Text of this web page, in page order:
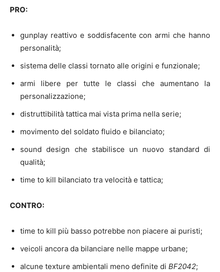
PRO:
gunplay reattivo e soddisfacente con armi che hanno
personalità;
sistema delle classi tornato alle origini e funzionale;
armi libere per tutte le classi che aumentano la
personalizzazione;
distruttibilità tattica mai vista prima nella serie;
movimento del soldato fluido e bilanciato;
sound design che stabilisce un nuovo standard di
qualità;
time to kill bilanciato tra velocità e tattica;
CONTRO:
time to kill più basso potrebbe non piacere ai puristi;
veicoli ancora da bilanciare nelle mappe urbane;
alcune texture ambientali meno definite di BF2042;